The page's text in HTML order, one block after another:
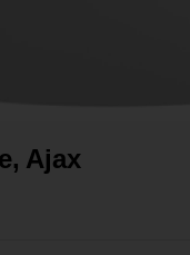
Ajax